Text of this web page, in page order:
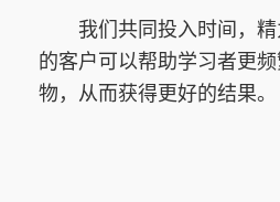
我们共同投入时间，
的客户可以帮助学习者更
物，从而获得更好的结果。